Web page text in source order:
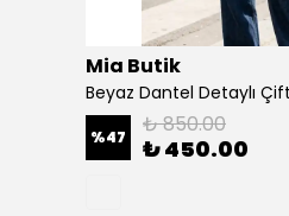
Mia Butik
%47 ₺ 850.00
₺ 450.00